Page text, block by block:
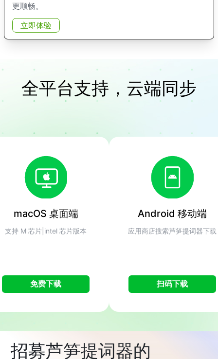
更顺畅。
立即体验
全平台支持，云端同步
macOS 桌面端
支持 M 芯片|intel 芯片版本
免费下载
Android 移动端
应用商店搜索芦笋提词器下载
扫码下载
招募芦笋提词器的